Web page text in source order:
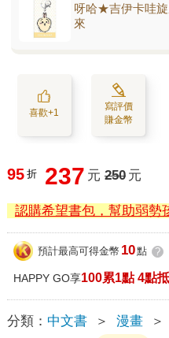
呀哈★吉伊卡哇
來
喜歡+1
寫評價
賺金幣
95 折 237 元 250 元
認購希望書包，幫助弱勢
預計最高可得金幣 10點 ?
HAPPY GO享100累1點 4點
分類： 中文書 ＞ 漫畫 ＞